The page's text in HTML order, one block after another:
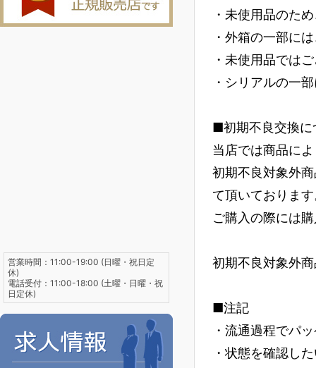
・未使用品のた
・外箱の一部に
・未使用品では
・シリアルの一
■初期不良交換に
当店では商品に
初期不良対象外
て頂いておりま
ご購入の際には
初期不良対象外
■注記
・流通過程でパ
・状態を確認し
営業時間：11:00-19:00 (日曜・祝日定
休)
電話受付：11:00-18:00 (土曜・日曜・祝
日定休)